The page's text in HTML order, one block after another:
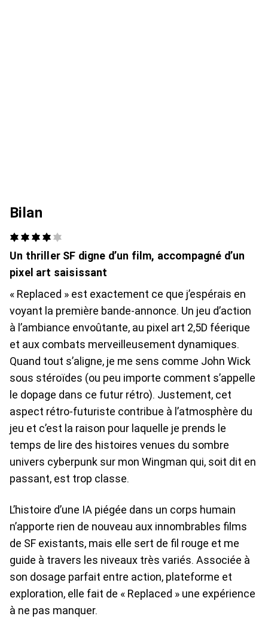
Bilan
Un thriller SF digne d’un film, accompagné d’un
pixel art saisissant
« Replaced » est exactement ce que j’espérais en
voyant la première bande-annonce. Un jeu d’action
à l’ambiance envoûtante, au pixel art 2,5D féerique
et aux combats merveilleusement dynamiques.
Quand tout s’aligne, je me sens comme John Wick
sous stéroïdes (ou peu importe comment s’appelle
le dopage dans ce futur rétro). Justement, cet
aspect rétro-futuriste contribue à l’atmosphère du
jeu et c’est la raison pour laquelle je prends le
temps de lire des histoires venues du sombre
univers cyberpunk sur mon Wingman qui, soit dit en
passant, est trop classe.
L’histoire d’une IA piégée dans un corps humain
n’apporte rien de nouveau aux innombrables films
de SF existants, mais elle sert de fil rouge et me
guide à travers les niveaux très variés. Associée à
son dosage parfait entre action, plateforme et
exploration, elle fait de « Replaced » une expérience
à ne pas manquer.